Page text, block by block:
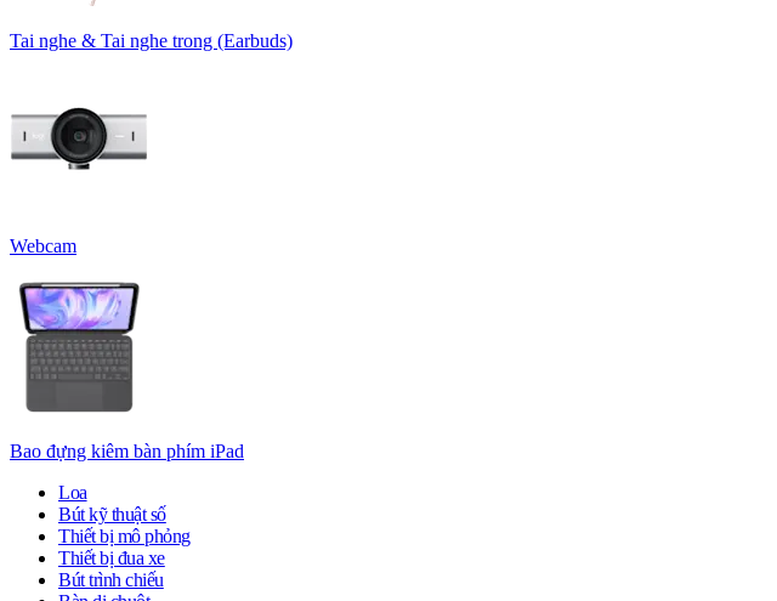
Tai nghe & Tai nghe trong (Earbuds)
Webcam
Bao đựng kiêm bàn phím iPad
Loa
Bút kỹ thuật số
Thiết bị mô phỏng
Thiết bị đua xe
Bút trình chiếu